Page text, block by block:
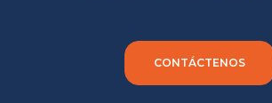
CONTÁCTENOS